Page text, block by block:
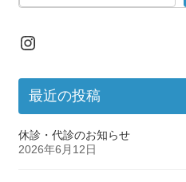
Instagram
最近の投稿
休診・代診のお知らせ
2026年6月12日